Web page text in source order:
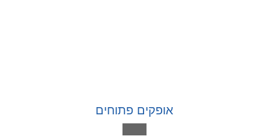
אופקים פתוחים